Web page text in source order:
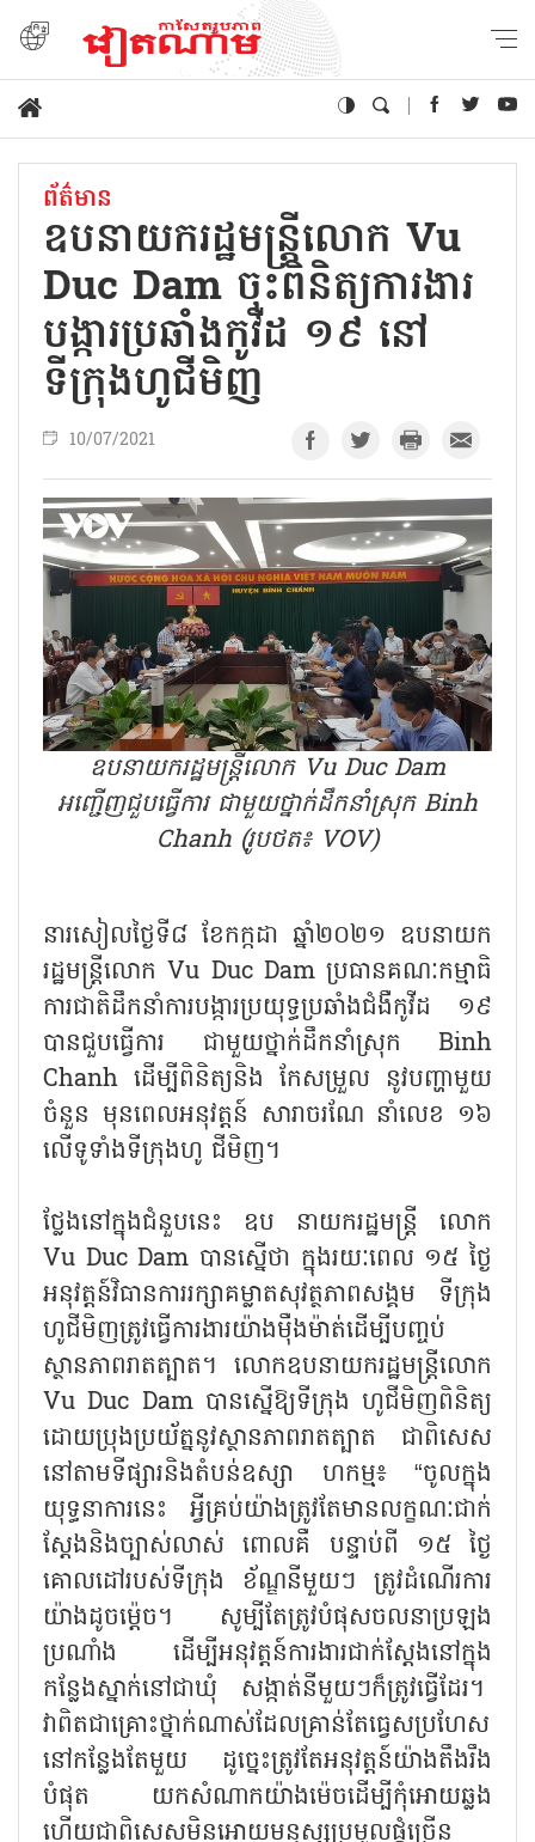
ព័ត៌មាន
ឧបនាយករដ្ឋមន្រ្តីលោក Vu
Duc Dam ចុះពិនិត្យការងារ
បង្ការប្រឆាំងកូវីដ ១៩ នៅ
ទីក្រុងហូជីមិញ
10/07/2021
ឧបនាយករដ្ឋមន្រ្តីលោក Vu Duc Dam
អញ្ជើញជួបធ្វើការ ជាមួយថ្នាក់ដឹកនាំស្រុក Binh
Chanh (រូបថត៖ VOV)
នារសៀលថ្ងៃទី៨ ខែកក្កដា ឆ្នាំ២០២១ ឧបនាយក
រដ្ឋមន្រ្តីលោក Vu Duc Dam ប្រធានគណៈកម្មាធិ
ការជាតិដឹកនាំការបង្ការប្រយុទ្ធប្រឆាំងជំងឺកូវីដ ១៩
បានជួបធ្វើការ ជាមួយថ្នាក់ដឹកនាំស្រុក Binh
Chanh ដើម្បីពិនិត្យនិង កែសម្រួល នូវបញ្ហាមួយ
ចំនួន មុនពេលអនុវត្តន៍ សារាចរណែ នាំលេខ ១៦
លើទូទាំងទីក្រុងហូ ជីមិញ។
ថ្លែងនៅក្នុងជំនួបនេះ ឧប នាយករដ្ឋមន្ត្រី លោក
Vu Duc Dam បានស្នើថា ក្នុងរយៈពេល ១៥ ថ្ងៃ
អនុវត្តន៍វិធានការរក្សាគម្លាតសុវត្ថភាពសង្គម ទីក្រុង
ហូជីមិញត្រូវធ្វើការងារយ៉ាងម៉ឺងម៉ាត់ដើម្បីបញ្ចប់
ស្ថានភាពរាតត្បាត។ លោកឧបនាយករដ្ឋមន្រ្តីលោក
Vu Duc Dam បានស្នើឱ្យទីក្រុង ហូជីមិញពិនិត្យ
ដោយប្រុងប្រយ័ត្ននូវស្ថានភាពរាតត្បាត ជាពិសេស
នៅតាមទីផ្សារនិងតំបន់ឧស្សា ហកម្ម៖ “ចូលក្នុង
យុទ្ធនាការនេះ អ្វីគ្រប់យ៉ាងត្រូវតែមានលក្ខណៈជាក់
ស្តែងនិងច្បាស់លាស់ ពោលគឺ បន្ទាប់ពី ១៥ ថ្ងៃ
គោលដៅរបស់ទីក្រុង ខ័ណ្ឌនីមួយៗ ត្រូវដំណើរការ
យ៉ាងដូចម្ត៉េច។ សូម្បីតែត្រូវបំផុសចលនាប្រឡង
ប្រណាំង ដើម្បីអនុវត្តន៍ការងារជាក់ស្តែងនៅក្នុង
កន្លែងស្នាក់នៅជាឃុំ សង្កាត់នីមួយៗក៏ត្រូវធ្វើដែរ។
វាពិតជាគ្រោះថ្នាក់ណាស់ដែលគ្រាន់តែធ្វេសប្រហែស
នៅកន្លែងតែមួយ ដូច្នេះត្រូវតែអនុវត្តន៍យ៉ាងតឹងរឹង
បំផុត យកសំណាកយ៉ាងម៉េចដើម្បីកុំអោយឆ្លង
ហើយជាពិសេសមិនអោយមនុស្សប្រមូលផ្តុំច្រើន